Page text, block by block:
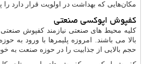
مکان‌هایی که بهداشت در اولویت قرار دارد را
کفپوش اپوکسی صنعتی
کلیه محیط های صنعتی نیازمند کفپوش
بالا می باشند. امروزه پلیمرها با ورود به
حجم بالایی از جذابیت را در حوزه صنعت به